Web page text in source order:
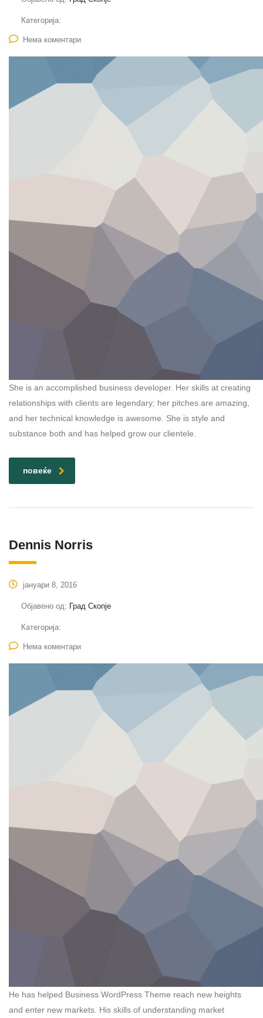
Категорија:
Нема коментари
She is an accomplished business developer. Her skills at creating
relationships with clients are legendary; her pitches are amazing,
and her technical knowledge is awesome. She is style and
substance both and has helped grow our clientele.
повеќе
Dennis Norris
јануари 8, 2016
Објавено од: Град Скопје
Категорија:
Нема коментари
He has helped Business WordPress Theme reach new heights
and enter new markets. His skills of understanding market